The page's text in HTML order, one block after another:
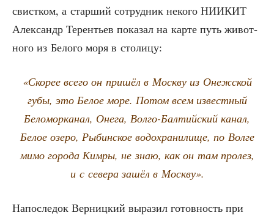
свист­ком, а стар­ший сотруд­ник неко­го НИИКИТ
Алек­сандр Терен­тьев пока­зал на кар­те путь живот­
но­го из Бело­го моря в столицу:
«Ско­рее все­го он при­шёл в Моск­ву из Онеж­ской
губы, это Белое море. Потом всем извест­ный
Бело­мор­ка­нал, Оне­га, Вол­го-Бал­тий­ский канал,
Белое озе­ро, Рыбин­ское водо­хра­ни­ли­ще, по Вол­ге
мимо горо­да Ким­ры, не знаю, как он там про­лез,
и с севе­ра зашёл в Москву».
Напо­сле­док Вер­ниц­кий выра­зил готов­ность при